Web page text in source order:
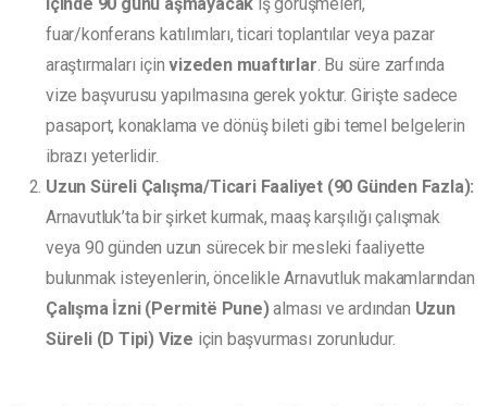
fuar/konferans katılımları, ticari toplantılar veya pazar
araştırmaları içinvizeden muaftırlar. Bu süre zarfında
vize başvurusu yapılmasına gerek yoktur. Girişte sadece
pasaport, konaklama ve dönüş bileti gibi temel belgelerin
ibrazı yeterlidir.
Uzun Süreli Çalışma/Ticari Faaliyet (90 Günden Fazla):
Arnavutluk’ta bir şirket kurmak, maaş karşılığı çalışmak
veya 90 günden uzun sürecek bir mesleki faaliyette
bulunmak isteyenlerin, öncelikle Arnavutluk makamlarından
Çalışma İzni (Permitë Pune)alması ve ardından Uzun
Süreli (D Tipi) Vize için başvurması zorunludur.